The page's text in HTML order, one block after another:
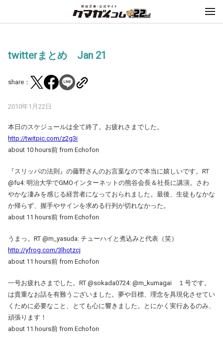
twitterまとめ Jan 21
share：
2010年1月22日
本日のスケジュールは全て終了。お疲れさまでした。
http://twitpic.com/z2g3i
about 10 hours前 from Echofon
『スリッパの法則』の藤野さんのお言葉なので本当に嬉しいです。RT
@fu4: 明治大学でGMOインターネットの熊谷会長＆社長に講演。さわ
やかな凄みを感じる経営者になっておられました。最後、生徒もなかな
か帰らず、握手やサインを求める行列が切れなかった。
about 11 hours前 from Echofon
うまっ。RT @m_yasuda: チューハイと煮込みと代表（笑）
http://yfrog.com/3lhotzcj
about 11 hours前 from Echofon
一号お疲れさまでした。RT @sokada0724: @m_kumagai １号です。
は貴重なお話を有難うございました。夢や目標、理念を具現化させてい
くために必要なこと、とても心に響きました。とにかく実行あるのみ、
頑張ります！
about 11 hours前 from Echofon